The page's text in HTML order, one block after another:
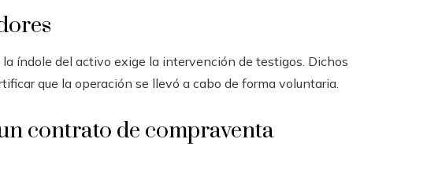
índole del activo exige la intervención de testigos. Dichos
que la operación se llevó a cabo de forma voluntaria.
contrato de compraventa